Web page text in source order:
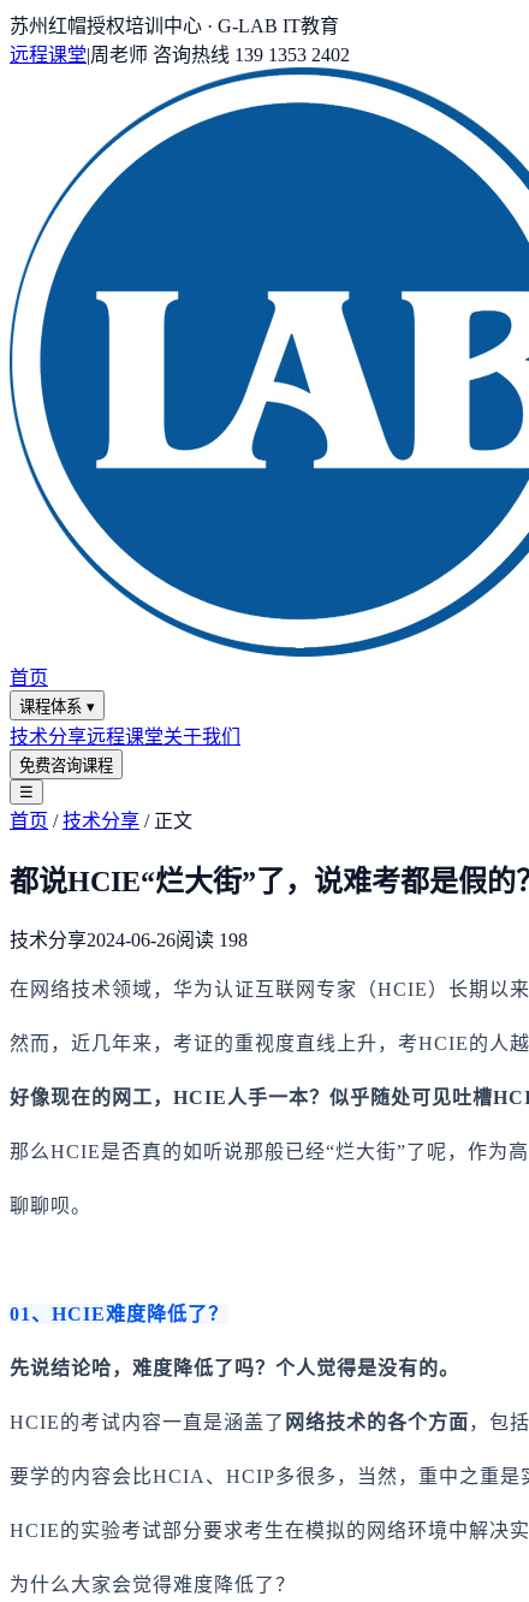
苏州红帽授权培训中心 · G-LAB IT教育
远程课堂|周老师 咨询热线 139 1353 2402
首页
课程体系 ▾
技术分享远程课堂关于我们
免费咨询课程
☰
首页 /技术分享 / 正文
都说HCIE“烂大街”了，说难考都是假的？
技术分享2024-06-26阅读 198
在网络技术领域，华为认证互联网专家（HCIE）长期以
然而，近几年来，考证的重视度直线上升，考HCIE的人
好像现在的网工，HCIE人手一本？似乎随处可见吐槽
那么HCIE是否真的如听说那般已经“烂大街”了呢，作为
聊聊呗。
01、HCIE难度降低了？
先说结论哈，难度降低了吗？个人觉得是没有的。
HCIE的考试内容一直是涵盖了 网络技术的各个方面，包
要学的内容会比HCIA、HCIP多很多，当然，重中之重是
HCIE的实验考试部分要求考生在模拟的网络环境中解决实
为什么大家会觉得难度降低了？